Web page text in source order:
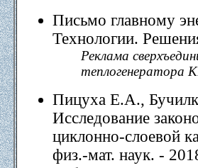
Письмо главному
Технологии.
Реклама
Пицуха Е.А.,
Исследование
циклонно-слоевой
физ.-мат. наук. -